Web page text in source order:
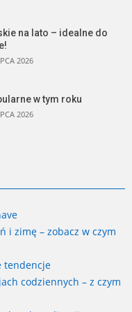
na lato – idealne do
2026
w tym roku
2026
i zimę – zobacz w czym
tendencje
codziennych – z czym